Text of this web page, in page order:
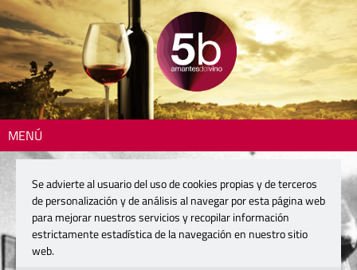
MENÚ
Se advierte al usuario del uso de cookies propias y de terceros
de personalización y de análisis al navegar por esta página web
para mejorar nuestros servicios y recopilar información
estrictamente estadística de la navegación en nuestro sitio
web.